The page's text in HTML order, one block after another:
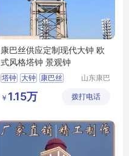
康巴丝供应定制现代大钟 欧
式风格塔钟 景观钟
塔钟 大钟 康巴丝
山东康巴
限公司
￥ 1.15万 拨打电话